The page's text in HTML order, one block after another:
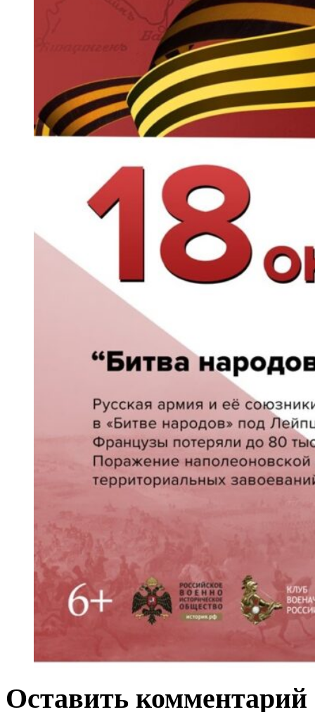
Оставить комментарий